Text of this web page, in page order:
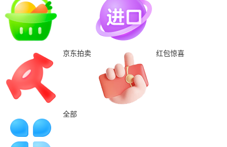
京东拍卖 红包惊喜
全部